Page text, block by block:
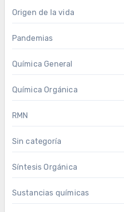
Origen de la vida
Pandemias
Química General
Química Orgánica
RMN
Sin categoría
Síntesis Orgánica
Sustancias químicas